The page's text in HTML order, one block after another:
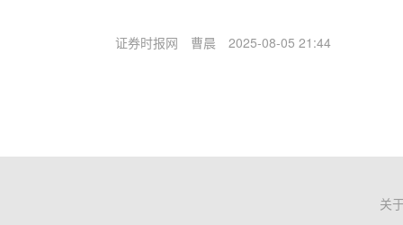
证券时报网 曹晨 2025-08-05 21:44
关